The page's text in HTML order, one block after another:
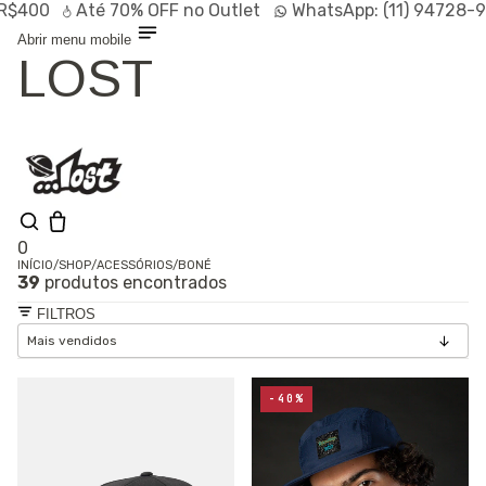
Até70% OFFno Outlet WhatsApp:(11) 94728-9569
Abrir menu mobile
LOST
0
Olá, visitante
Entrar /
Cadastrar
Shop
INÍCIO/SHOP/ACESSÓRIOS/BONÉ
39 produtos encontrados
FILTROS
-40%